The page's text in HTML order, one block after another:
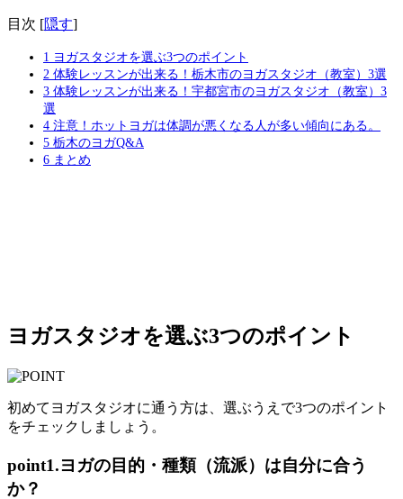
目次 [隠す]
1 ヨガスタジオを選ぶ3つのポイント
2 体験レッスンが出来る！栃木市のヨガスタジオ（教室）3選
3 体験レッスンが出来る！宇都宮市のヨガスタジオ（教室）3
選
4 注意！ホットヨガは体調が悪くなる人が多い傾向にある。
5 栃木のヨガQ&A
6 まとめ
ヨガスタジオを選ぶ3つのポイント
初めてヨガスタジオに通う方は、選ぶうえで3つのポイント
をチェックしましょう。
point1.ヨガの目的・種類（流派）は自分に合う
か？